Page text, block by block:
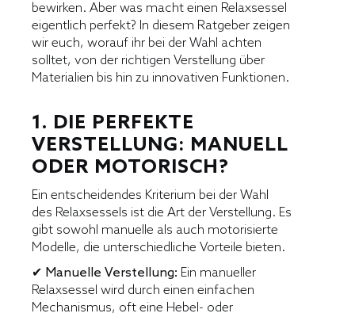
bewirken. Aber was macht einen Relaxsessel
eigentlich perfekt? In diesem Ratgeber zeigen
wir euch, worauf ihr bei der Wahl achten
solltet, von der richtigen Verstellung über
Materialien bis hin zu innovativen Funktionen.
1. DIE PERFEKTE
VERSTELLUNG: MANUELL
ODER MOTORISCH?
Ein entscheidendes Kriterium bei der Wahl
des Relaxsessels ist die Art der Verstellung. Es
gibt sowohl manuelle als auch motorisierte
Modelle, die unterschiedliche Vorteile bieten.
✔ Manuelle Verstellung: Ein manueller
Relaxsessel wird durch einen einfachen
Mechanismus, oft eine Hebel- oder